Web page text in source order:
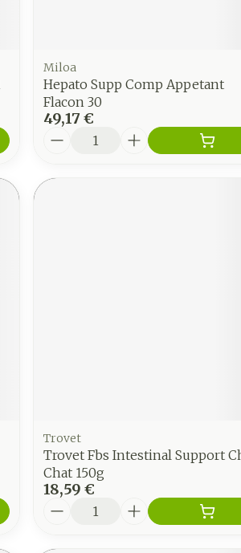
Miloa
Hepato Supp Comp Appetant
Flacon 30
49,17 €
Quantité
Trovet
Trovet Fbs Intestinal Support
Chat 150g
18,59 €
Quantité